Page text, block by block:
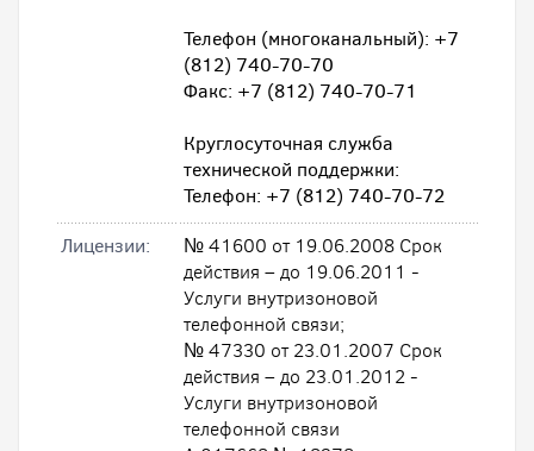
Телефон (многоканальный): +7
(812) 740-70-70
Факс: +7 (812) 740-70-71
Круглосуточная служба
технической поддержки:
Телефон: +7 (812) 740-70-72
Лицензии:
№ 41600 от 19.06.2008 Срок
действия – до 19.06.2011 -
Услуги внутризоновой
телефонной связи;
№ 47330 от 23.01.2007 Срок
действия – до 23.01.2012 -
Услуги внутризоновой
телефонной связи